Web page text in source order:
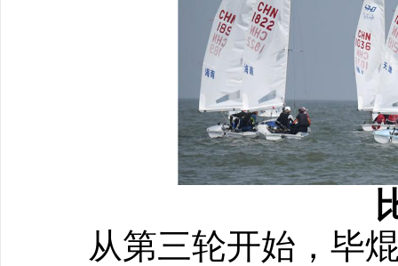
从第三轮开始，毕焜